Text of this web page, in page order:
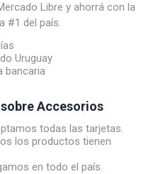
Libre y ahorrá con la
#1 del país.
Uruguay
bancaria
Accesorios
todas las tarjetas.
los productos tienen
en todo el país.